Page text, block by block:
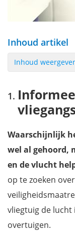
Inhoud artikel
Inhoud
Wat is de oorzaak
Volg een cursus
Kies voor de
Kom in alle rust
Wat kan je best
Tips die zorgen
Heb vertrouwen in
Praat met een
Wees niet bang
Waarschijnlijk
wel al gehoord,
en de vlucht
op te zoeken
vliegtuig de lucht
overtuigen.